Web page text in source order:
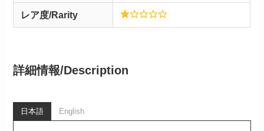
レア度/Rarity
詳細情報/Description
日本語 English